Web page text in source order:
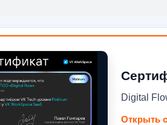
Digital
Открыть